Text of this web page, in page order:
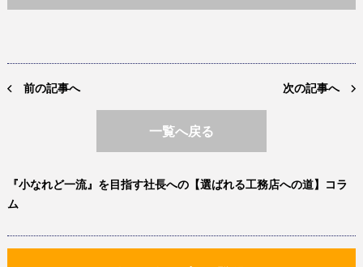
前の記事へ 次の記事へ
一覧へ戻る
『小なれど一流』を目指す社長への【選ばれる工務店への道】コラ
ム